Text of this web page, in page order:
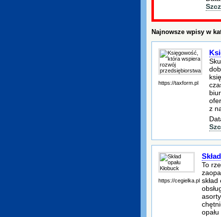
Najnowsze wpisy w
https://taxform.pl
z
https://cegielka.pl
To